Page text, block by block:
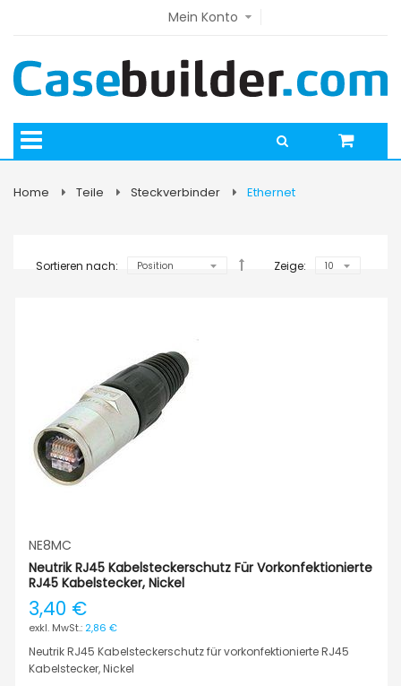
Mein Konto
Home Teile Steckverbinder Ethernet
Sortieren nach: Zeige:
NE8MC
Neutrik RJ45 Kabelsteckerschutz Für Vorkonfektionierte
RJ45 Kabelstecker, Nickel
3,40 €
2,86 €
Neutrik RJ45 Kabelsteckerschutz für vorkonfektionierte RJ45
Kabelstecker, Nickel